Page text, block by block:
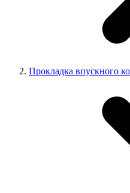
Прокладка впускного